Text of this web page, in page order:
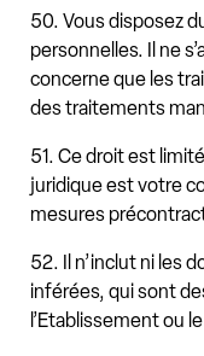
50. Vous disposez
personnelles. Il ne
concerne que les
des traitements
51. Ce droit est
juridique est votre
mesures
52. Il n’inclut ni les
inférées, qui sont
l’Etablissement ou